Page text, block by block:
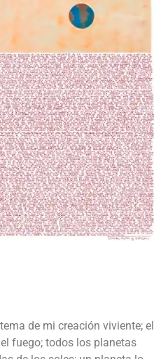
de mi creación viviente; el
fuego; todos los planetas